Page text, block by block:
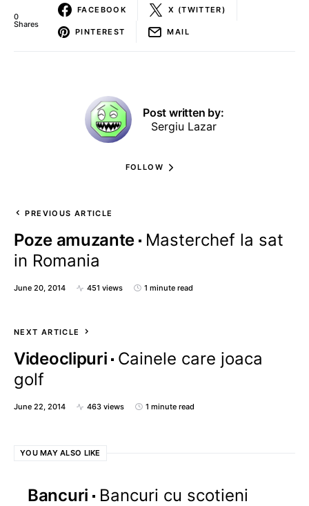
0
Shares
FACEBOOK X (TWITTER)
PINTEREST MAIL
Post written by:
Sergiu Lazar
FOLLOW
PREVIOUS ARTICLE
Poze amuzante
Masterchef la sat
in Romania
June 20, 2014 451 views 1 minute read
NEXT ARTICLE
Videoclipuri Cainele care joaca
golf
June 22, 2014 463 views 1 minute read
YOU MAY ALSO LIKE
Bancuri Bancuri cu scotieni